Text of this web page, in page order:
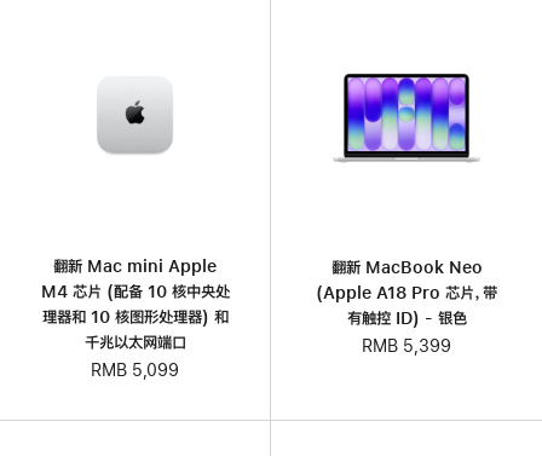
翻新 Mac mini Apple
M4 芯片 (配备 10 核中央处
理器和 10 核图形处理器) 和
千兆以太网端口
RMB 5,099
翻新 MacBook Neo
(Apple A18 Pro 芯片，带
有触控 ID) - 银色
RMB 5,399